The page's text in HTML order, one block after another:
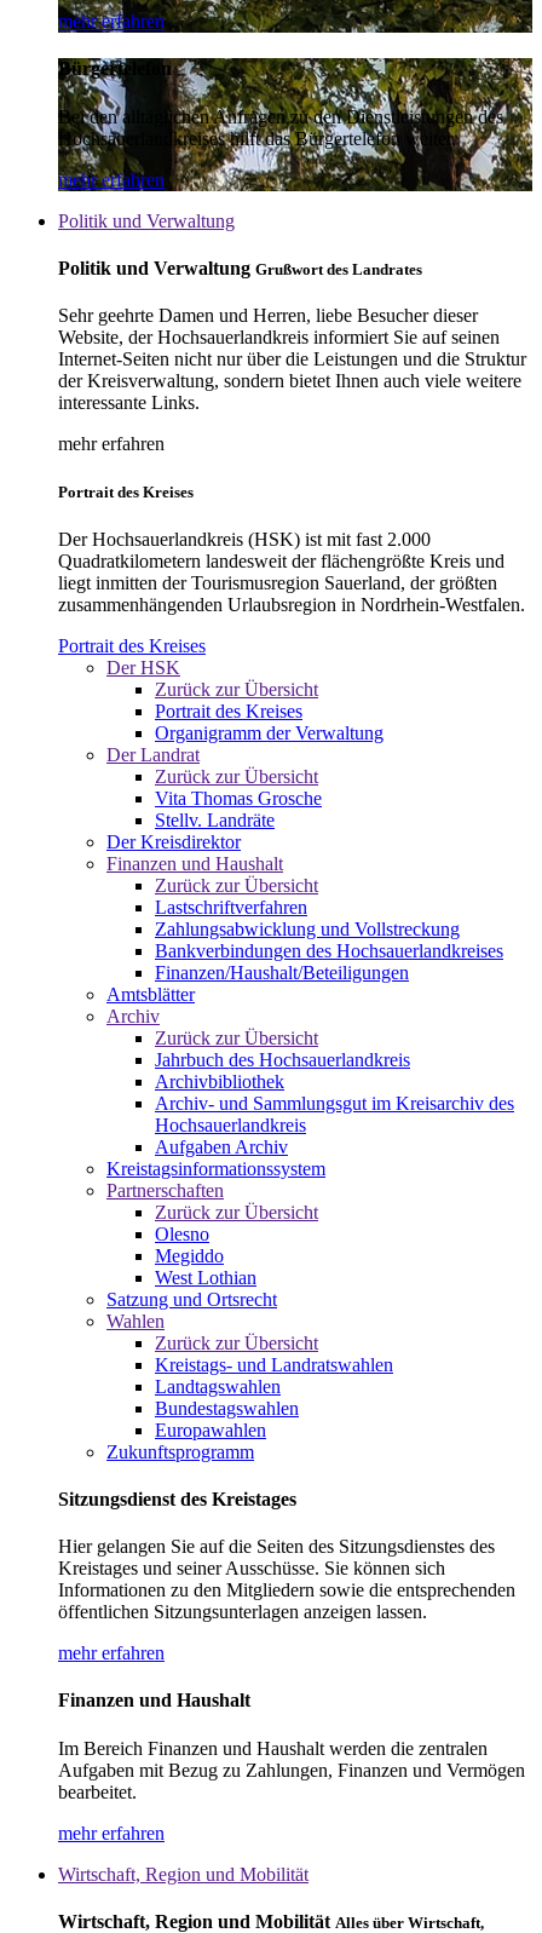
mehr erfahren
Bürgertelefon
Bei den alltäglichen Anfragen zu den Dienstleistungen des
Hochsauerlandkreises hilft das Bürgertelefon weiter.
mehr erfahren
Politik und Verwaltung
Politik und Verwaltung Grußwort des Landrates
Sehr geehrte Damen und Herren, liebe Besucher dieser
Website, der Hochsauerlandkreis informiert Sie auf seinen
Internet-Seiten nicht nur über die Leistungen und die Struktur
der Kreisverwaltung, sondern bietet Ihnen auch viele weitere
interessante Links.
mehr erfahren
Portrait des Kreises
Der Hochsauerlandkreis (HSK) ist mit fast 2.000
Quadratkilometern landesweit der flächengrößte Kreis und
liegt inmitten der Tourismusregion Sauerland, der größten
zusammenhängenden Urlaubsregion in Nordrhein-Westfalen.
Portrait des Kreises
Der HSK
Zurück zur Übersicht
Portrait des Kreises
Organigramm der Verwaltung
Der Landrat
Zurück zur Übersicht
Vita Thomas Grosche
Stellv. Landräte
Der Kreisdirektor
Finanzen und Haushalt
Zurück zur Übersicht
Lastschriftverfahren
Zahlungsabwicklung und Vollstreckung
Bankverbindungen des Hochsauerlandkreises
Finanzen/Haushalt/Beteiligungen
Amtsblätter
Archiv
Zurück zur Übersicht
Jahrbuch des Hochsauerlandkreis
Archivbibliothek
Archiv- und Sammlungsgut im Kreisarchiv des
Hochsauerlandkreis
Aufgaben Archiv
Kreistagsinformationssystem
Partnerschaften
Zurück zur Übersicht
Olesno
Megiddo
West Lothian
Satzung und Ortsrecht
Wahlen
Zurück zur Übersicht
Kreistags- und Landratswahlen
Landtagswahlen
Bundestagswahlen
Europawahlen
Zukunftsprogramm
Sitzungsdienst des Kreistages
Hier gelangen Sie auf die Seiten des Sitzungsdienstes des
Kreistages und seiner Ausschüsse. Sie können sich
Informationen zu den Mitgliedern sowie die entsprechenden
öffentlichen Sitzungsunterlagen anzeigen lassen.
mehr erfahren
Finanzen und Haushalt
Im Bereich Finanzen und Haushalt werden die zentralen
Aufgaben mit Bezug zu Zahlungen, Finanzen und Vermögen
bearbeitet.
mehr erfahren
Wirtschaft, Region und Mobilität
Wirtschaft, Region und Mobilität Alles über Wirtschaft,